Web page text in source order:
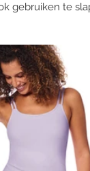
gebruiken te